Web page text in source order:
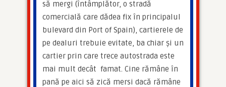
să mergi (întâmplător, o stradă
comercială care dădea fix în principalul
bulevard din Port of Spain), cartierele de
pe dealuri trebuie evitate, ba chiar și un
cartier prin care trece autostrada este
mai mult decât  famat. Cine rămâne în
pană pe aici să zică mersi dacă rămâne